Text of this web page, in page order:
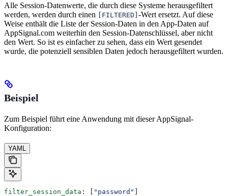
Alle Session-Datenwerte, die durch diese Systeme herausgefiltert
werden, werden durch einen [FILTERED] -Wert ersetzt. Auf diese
Weise enthält die Liste der Session-Daten in den App-Daten auf
AppSignal.com weiterhin den Session-Datenschlüssel, aber nicht
den Wert. So ist es einfacher zu sehen, dass ein Wert gesendet
wurde, die potenziell sensiblen Daten jedoch herausgefiltert wurden.
Beispiel
Zum Beispiel führt eine Anwendung mit dieser AppSignal-
Konfiguration:
YAML
filter_session_data : [ "password" ]